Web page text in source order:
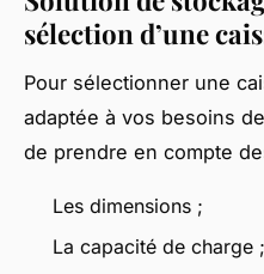
sélection d’une
Pour sélectionner une
adaptée à vos besoins
de prendre en compte
Les dimensions ;
La capacité de charge ;